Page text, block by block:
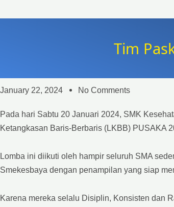
Tim
January 22, 2024 No Comments
Pada hari Sabtu 20 Januari 2024, SMK
Ketangkasan Baris-Berbaris (LKBB) PUSAKA
Lomba ini diikuti oleh hampir seluruh SMA
Smekesbaya dengan penampilan yang siap
Karena mereka selalu Disiplin, Konsisten dan